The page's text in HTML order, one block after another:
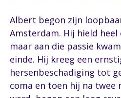
Albert begon zijn
Amsterdam. Hij hield heel
maar aan die passie
einde. Hij kreeg een
hersenbeschadiging tot
coma en toen hij na twee